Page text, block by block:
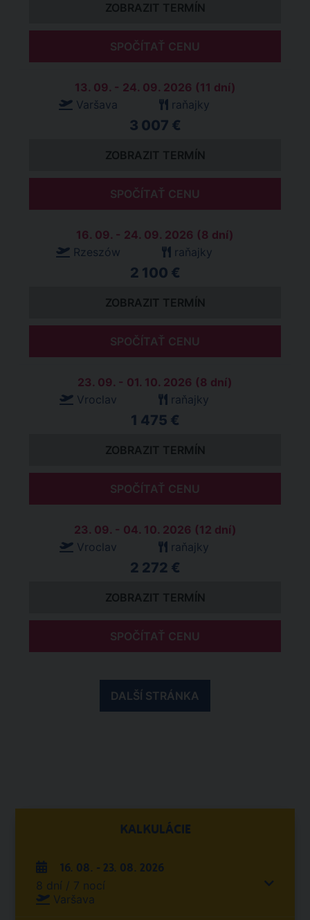
ZOBRAZIT TERMÍN
SPOČÍTAŤ CENU
13. 09. - 24. 09. 2026 (11 dní)
Varšava
raňajky
3 007 €
ZOBRAZIT TERMÍN
SPOČÍTAŤ CENU
16. 09. - 24. 09. 2026 (8 dní)
Rzeszów
raňajky
2 100 €
ZOBRAZIT TERMÍN
SPOČÍTAŤ CENU
23. 09. - 01. 10. 2026 (8 dní)
Vroclav
raňajky
1 475 €
ZOBRAZIT TERMÍN
SPOČÍTAŤ CENU
23. 09. - 04. 10. 2026 (12 dní)
Vroclav
raňajky
2 272 €
ZOBRAZIT TERMÍN
SPOČÍTAŤ CENU
DALŠÍ STRÁNKA
KALKULÁCIE
16. 08. - 23. 08. 2026
8 dní / 7 nocí
Varšava